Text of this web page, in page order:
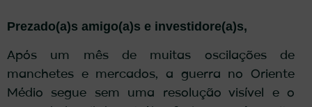
Prezado(a)s amigo(a)s e investidore(a)s,
Após um mês de muitas oscilações de
manchetes e mercados, a guerra no Oriente
Médio segue sem uma resolução visível e o